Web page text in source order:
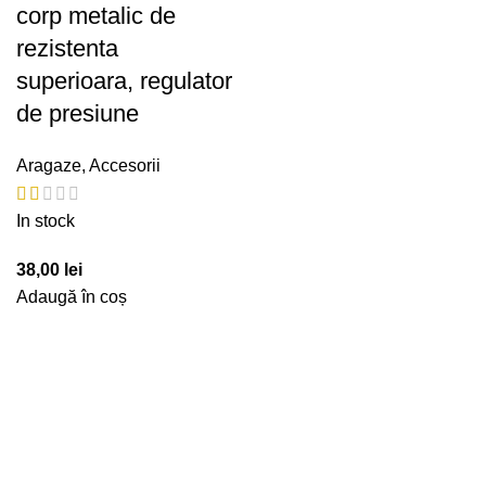
corp metalic de
rezistenta
superioara, regulator
de presiune
Aragaze, Accesorii
In stock
38,00 lei
Adaugă în coș